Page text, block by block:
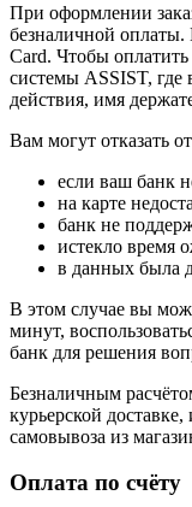
При оформлении
безналичной
Card. Чтобы оплатить
системы ASSIST,
действия, имя
Вам могут отказать
если ваш банк
на карте
банк не
истекло время
в данных была
В этом случае вы
минут,
банк для решения
Безналичным
курьерской
самовывоза из
Оплата по счёту